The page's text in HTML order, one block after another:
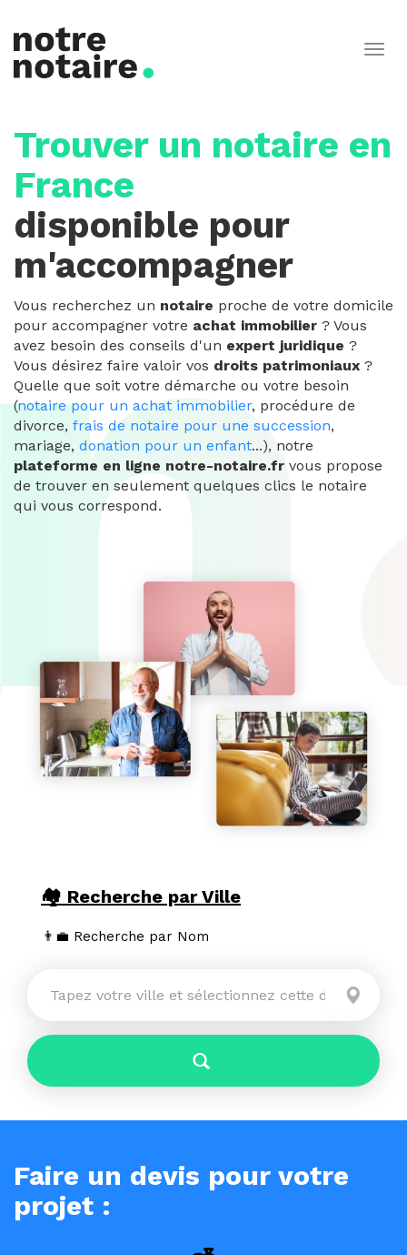
Trouver un notaire en
France
disponible pour
m'accompagner
Vous recherchez un notaire proche de votre domicile
pour accompagner votre achat immobilier ? Vous
avez besoin des conseils d'un expert juridique ?
Vous désirez faire valoir vos droits patrimoniaux ?
Quelle que soit votre démarche ou votre besoin
(notaire pour un achat immobilier, procédure de
divorce, frais de notaire pour une succession,
mariage, donation pour un enfant...), notre
plateforme en ligne notre-notaire.fr vous propose
de trouver en seulement quelques clics le notaire
qui vous correspond.
🏘 Recherche par Ville
👨‍💼 Recherche par Nom
Faire un devis pour votre
projet :